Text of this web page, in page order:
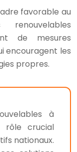
favorable au
de mesures
encouragent les
propres.
à
rôle crucial
nationaux.